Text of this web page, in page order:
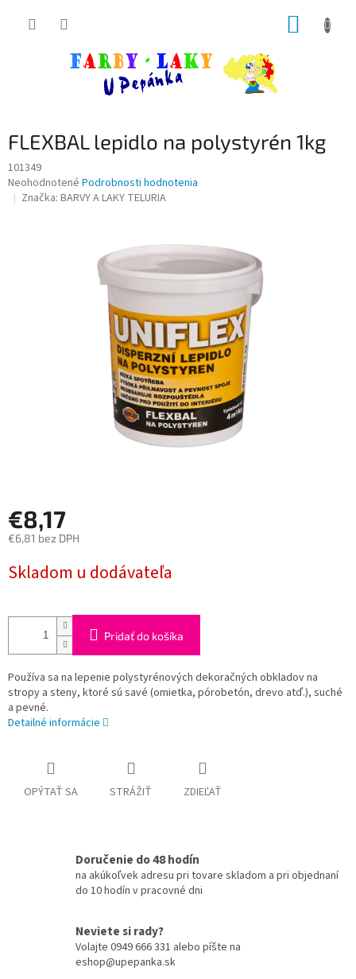
FLEXBAL lepidlo na polystyrén 1kg
101349
Priemerné
hodnotenie
Neohodnotené Podrobnosti hodnotenia
Značka: BARVY A LAKY TELURIA
€8,17
€6,81 bez DPH
cena:
Skladom u dodávateľa
Pridať do košíka
Používa sa na lepenie polystyrénových dekoračných obkladov na
stropy a steny, ktoré sú savé (omietka, pórobetón, drevo atď.), suché
a pevné.
Detailné informácie
OPÝTAŤ SA STRÁŽIŤ ZDIEĽAŤ
Doručenie do 48 hodín
na akúkoľvek adresu pri tovare skladom a pri objednaní
do 10 hodín v pracovné dni
Neviete si rady?
Volajte 0949 666 331 alebo píšte na
eshop@upepanka.sk